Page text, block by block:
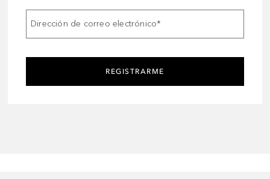
Dirección de correo electrónico*
REGISTRARME